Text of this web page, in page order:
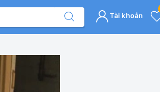
Tài khoản